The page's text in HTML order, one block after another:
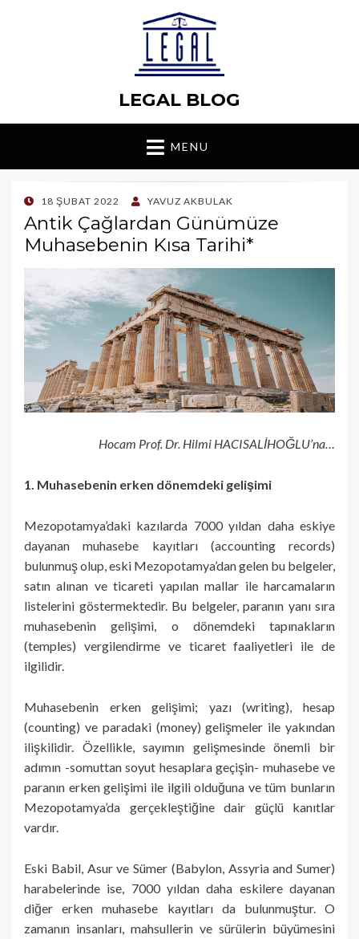
LEGAL BLOG
MENU
POSTED
ON
18 ŞUBAT 2022 YAVUZ AKBULAK
Antik Çağlardan Günümüze
Muhasebenin Kısa Tarihi*
Hocam Prof. Dr. Hilmi HACISALİHOĞLU’na…
1. Muhasebenin erken dönemdeki gelişimi
Mezopotamya’daki kazılarda 7000 yıldan daha eskiye
dayanan muhasebe kayıtları (accounting records)
bulunmuş olup, eski Mezopotamya’dan gelen bu belgeler,
satın alınan ve ticareti yapılan mallar ile harcamaların
listelerini göstermektedir. Bu belgeler, paranın yanı sıra
muhasebenin gelişimi, o dönemdeki tapınakların
(temples) vergilendirme ve ticaret faaliyetleri ile de
ilgilidir.
Muhasebenin erken gelişimi; yazı (writing), hesap
(counting) ve paradaki (money) gelişmeler ile yakından
ilişkilidir. Özellikle, sayımın gelişmesinde önemli bir
adımın -somuttan soyut hesaplara geçişin- muhasebe ve
paranın erken gelişimi ile ilgili olduğuna ve tüm bunların
Mezopotamya’da gerçekleştiğine dair güçlü kanıtlar
vardır.
Eski Babil, Asur ve Sümer (Babylon, Assyria and Sumer)
harabelerinde ise, 7000 yıldan daha eskilere dayanan
diğer erken muhasebe kayıtları da bulunmuştur. O
zamanın insanları, mahsullerin ve sürülerin büyümesini